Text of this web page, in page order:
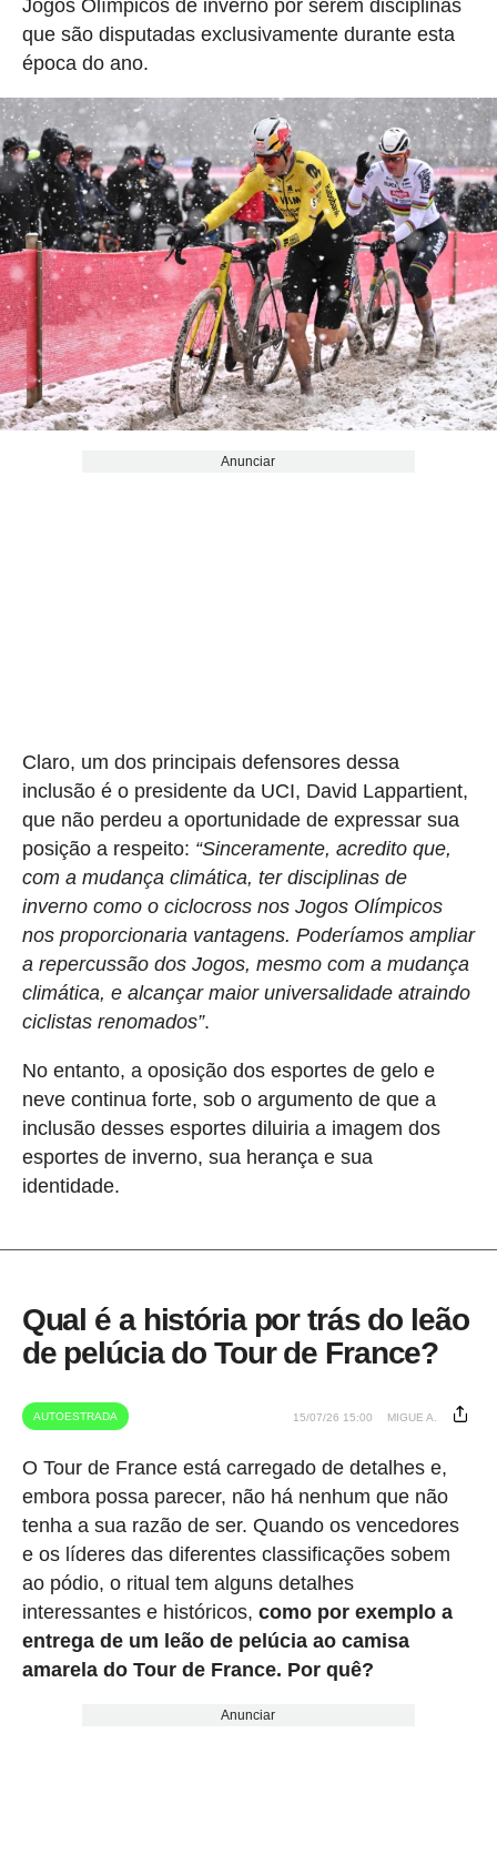
Jogos Olímpicos de inverno por serem disciplinas
que são disputadas exclusivamente durante esta
época do ano.
Anunciar
Claro, um dos principais defensores dessa
inclusão é o presidente da UCI, David Lappartient,
que não perdeu a oportunidade de expressar sua
posição a respeito: “Sinceramente, acredito que,
com a mudança climática, ter disciplinas de
inverno como o ciclocross nos Jogos Olímpicos
nos proporcionaria vantagens. Poderíamos ampliar
a repercussão dos Jogos, mesmo com a mudança
climática, e alcançar maior universalidade atraindo
ciclistas renomados”.
No entanto, a oposição dos esportes de gelo e
neve continua forte, sob o argumento de que a
inclusão desses esportes diluiria a imagem dos
esportes de inverno, sua herança e sua
identidade.
Qual é a história por trás do leão
de pelúcia do Tour de France?
AUTOESTRADA 15/07/26 15:00 MIGUE A.
O Tour de France está carregado de detalhes e,
embora possa parecer, não há nenhum que não
tenha a sua razão de ser. Quando os vencedores
e os líderes das diferentes classificações sobem
ao pódio, o ritual tem alguns detalhes
interessantes e históricos, como por exemplo a
entrega de um leão de pelúcia ao camisa
amarela do Tour de France. Por quê?
Anunciar